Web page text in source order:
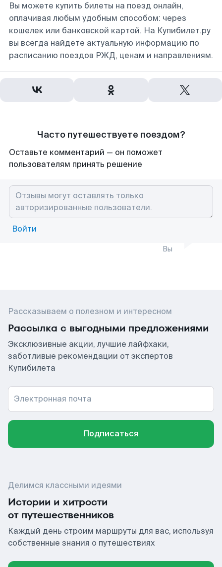
Вы можете купить билеты на поезд онлайн,
оплачивая любым удобным способом: через
кошелек или банковской картой. На Купибилет.ру
вы всегда найдете актуальную информацию по
расписанию поездов РЖД, ценам и направлениям.
Часто путешествуете поездом?
Оставьте комментарий — он поможет
пользователям принять решение
Войти
Вы
Рассказываем о полезном и интересном
Рассылка с выгодными предложениями
Эксклюзивные акции, лучшие лайфхаки,
заботливые рекомендации от экспертов
Купибилета
Электронная почта
Подписаться
Делимся классными идеями
Истории и хитрости
от путешественников
Каждый день строим маршруты для вас, используя
собственные знания о путешествиях